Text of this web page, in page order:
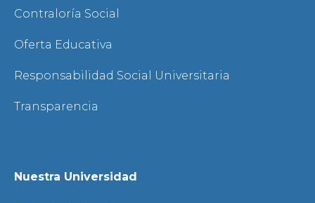
Contraloría Social
Oferta Educativa
Responsabilidad Social Universitaria
Transparencia
Nuestra Universidad